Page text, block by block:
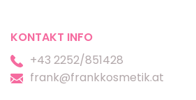
KONTAKT INFO
+43 2252/851428
frank@frankkosmetik.at